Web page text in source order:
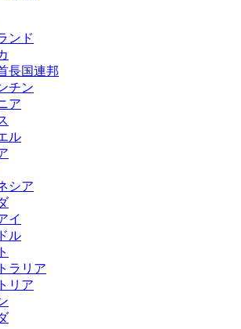
ンド
長国連邦
チン
ア
ル
シア
イ
ル
ラリア
リア